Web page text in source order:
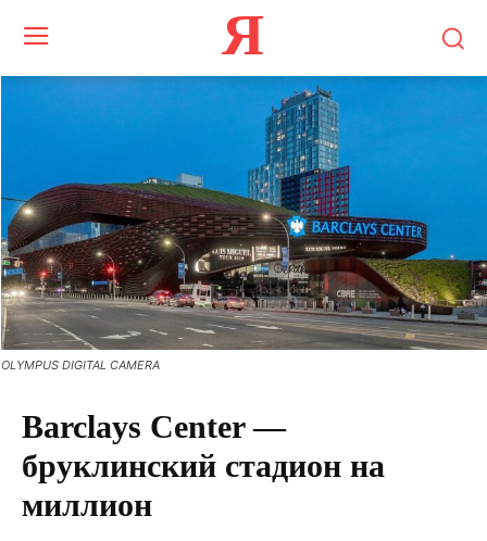
Я
Barclays Center —
бруклинский стадион на
миллион
OLYMPUS DIGITAL CAMERA